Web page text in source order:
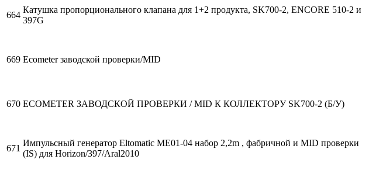
664
Катушка пропорционального клапана для 1+2 продукта, SK700-2, ENCORE 510-2 и
397G
669 Ecometer заводской проверки/MID
670 ECOMETER ЗАВОДСКОЙ ПРОВЕРКИ / MID К КОЛЛЕКТОРУ SK700-2 (Б/У)
671
Импульсный генератор Eltomatic ME01-04 набор 2,2m , фабричной и MID проверки
(IS) для Horizon/397/Aral2010